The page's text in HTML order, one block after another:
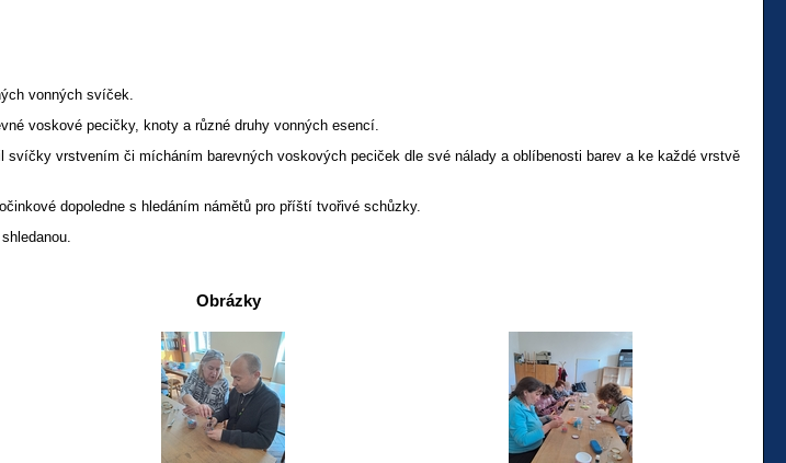
vonných svíček.
voskové pecičky, knoty a různé druhy vonných esencí.
svíčky vrstvením či mícháním barevných voskových peciček dle své nálady a oblíbenosti barev a ke každé vrstvě
dopoledne s hledáním námětů pro příští tvořivé schůzky.
Obrázky